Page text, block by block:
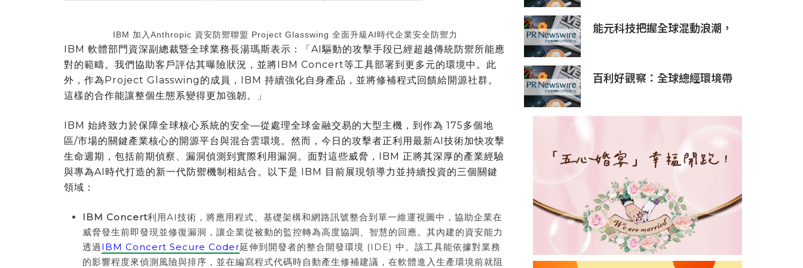
IBM 加入Anthropic 資安防禦聯盟 Project Glasswing 全面升級AI時代企業安全防禦力
IBM 軟體部門資深副總裁暨全球業務長湯瑪斯表示：「AI驅動的攻擊手段已經超越傳統防禦所能應
對的範疇。我們協助客戶評估其曝險狀況，並將IBM Concert等工具部署到更多元的環境中。此
外，作為Project Glasswing的成員，IBM 持續強化自身產品，並將修補程式回饋給開源社群。
這樣的合作能讓整個生態系變得更加強韌。」
IBM 始終致力於保障全球核心系統的安全—從處理全球金融交易的大型主機，到作為 175多個地
區/市場的關鍵產業核心的開源平台與混合雲環境。然而，今日的攻擊者正利用最新AI技術加快攻擊
生命週期，包括前期偵察、漏洞偵測到實際利用漏洞。面對這些威脅，IBM 正將其深厚的產業經驗
與專為AI時代打造的新一代防禦機制相結合。以下是 IBM 目前展現領導力並持續投資的三個關鍵
領域：
IBM Concert利用AI技術，將應用程式、基礎架構和網路訊號整合到單一維運視圖中，協助企業在
威脅發生前即發現並修復漏洞，讓企業從被動的監控轉為高度協調、智慧的回應。其內建的資安能力
透過 IBM Concert Secure Coder延伸到開發者的整合開發環境 (IDE) 中。該工具能依據對業務
的影響程度來偵測風險與排序，並在編寫程式代碼時自動產生修補建議，在軟體進入生產環境前就阻
能元科技把握全球混動浪潮，
百利好觀察：全球總經環境帶